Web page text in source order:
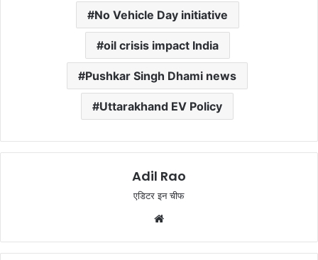
No Vehicle Day initiative
oil crisis impact India
Pushkar Singh Dhami news
Uttarakhand EV Policy
Adil Rao
एडिटर इन चीफ
b